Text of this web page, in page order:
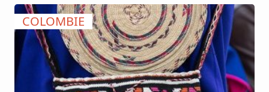
COLOMBIE